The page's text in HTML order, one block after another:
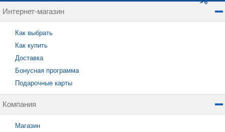
Интернет-магазин
Как выбрать
Как купить
Доставка
Бонусная программа
Подарочные карты
Компания
Магазин